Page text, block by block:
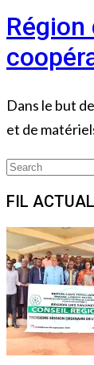
Dans le but
et de
Search
FIL